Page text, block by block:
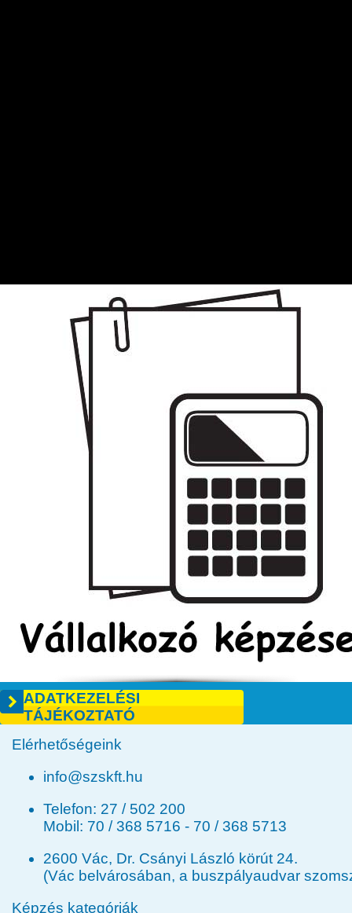
ADATKEZELÉSI
TÁJÉKOZTATÓ
Elérhetőségeink
info@szskft.hu
Telefon: 27 / 502 200
Mobil: 70 / 368 5716 - 70 / 368 5713
2600 Vác, Dr. Csányi László körút 24.
(Vác belvárosában, a buszpályaudvar
Képzés kategóriák